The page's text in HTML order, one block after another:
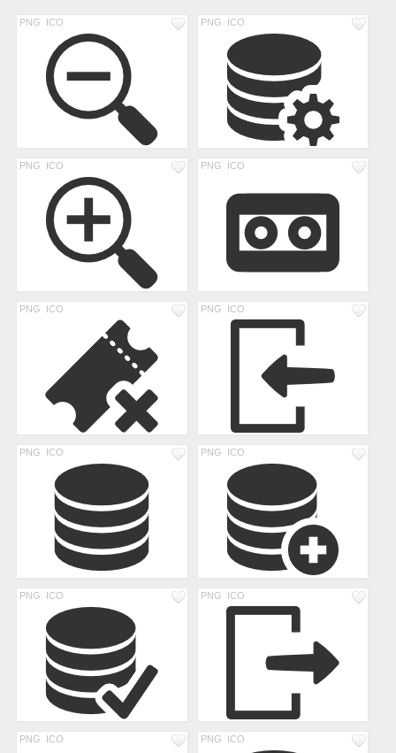
PNG ICO PNG ICO
PNG ICO PNG ICO
PNG ICO PNG ICO
PNG ICO PNG ICO
PNG ICO PNG ICO
PNG ICO PNG ICO